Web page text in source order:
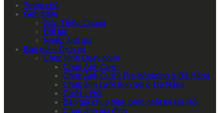
Trang chủ
Giới thiệu
Giới Thiệu Chung
Đối tác
Nhiếp ảnh gia
Báo giá – Dịch vụ
Chụp hình Quay phim
Chụp Ảnh Cưới
Chụp Ảnh Cưới| Pre-Wedding ở Đà Nẵng
Chụp ảnh cưới trọn gói ở Đà Nẵng
Cưới – Hỏi
Báo giá chụp hình Sinh nhật tại Hà Nội
Chụp ảnh gia đình